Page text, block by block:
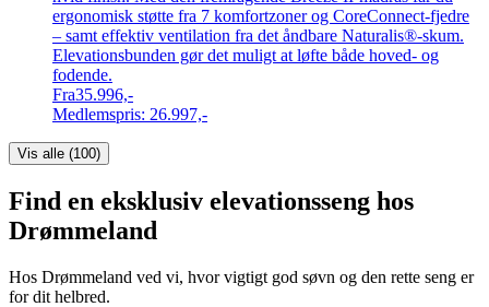
ergonomisk støtte fra 7 komfortzoner og CoreConnect-fjedre
– samt effektiv ventilation fra det åndbare Naturalis®-skum.
Elevationsbunden gør det muligt at løfte både hoved- og
fodende.
Fra35.996,-
Medlemspris: 26.997,-
Vis alle (100)
Find en eksklusiv elevationsseng hos
Drømmeland
Hos Drømmeland ved vi, hvor vigtigt god søvn og den rette seng er
for dit helbred.